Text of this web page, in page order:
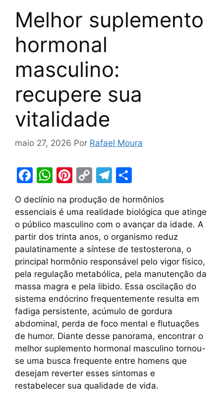
Melhor suplemento
hormonal
masculino:
recupere sua
vitalidade
maio 27, 2026 Por Rafael Moura
F
a
c
e
b
o
o
k
W
at
s
A
p
p
Pi
nt
er
e
st
C
o
p
y
Li
n
k
T
el
e
gr
a
m
ar
e
O declínio na produção de hormônios
essenciais é uma realidade biológica que atinge
o público masculino com o avançar da idade. A
partir dos trinta anos, o organismo reduz
paulatinamente a síntese de testosterona, o
principal hormônio responsável pelo vigor físico,
pela regulação metabólica, pela manutenção da
massa magra e pela libido. Essa oscilação do
sistema endócrino frequentemente resulta em
fadiga persistente, acúmulo de gordura
abdominal, perda de foco mental e flutuações
de humor. Diante desse panorama, encontrar o
melhor suplemento hormonal masculino tornou-
se uma busca frequente entre homens que
desejam reverter esses sintomas e
restabelecer sua qualidade de vida.